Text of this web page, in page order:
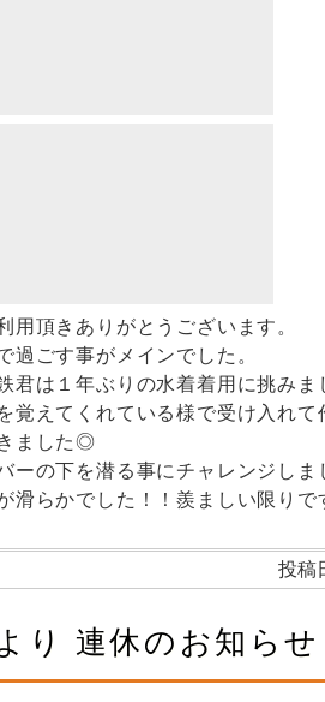
用頂きありがとうございます。
過ごす事がメインでした。
君は１年ぶりの水着着用に挑みま
覚えてくれている様で受け入れて
ました◎
ーの下を潜る事にチャレンジしま
滑らかでした！！羨ましい限り
投稿
り 連休のお知らせ